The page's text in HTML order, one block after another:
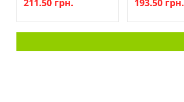
211.50 грн. 193.50 грн.